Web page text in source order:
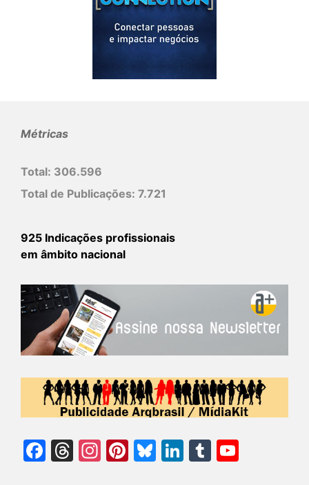
Métricas
Total: 306.596
Total de Publicações: 7.721
925 Indicações profissionais
em âmbito nacional
Facebook
Threads
Instagram
Pinterest
Bluesky
LinkedIn
Tumblr